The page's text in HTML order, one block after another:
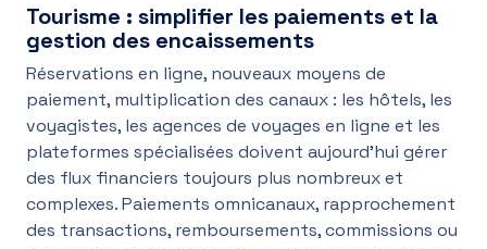
Tourisme : simplifier les paiements et la
gestion des encaissements
Réservations en ligne, nouveaux moyens de
paiement, multiplication des canaux : les hôtels, les
voyagistes, les agences de voyages en ligne et les
plateformes spécialisées doivent aujourd’hui gérer
des flux financiers toujours plus nombreux et
complexes. Paiements omnicanaux, rapprochement
des transactions, remboursements, commissions ou